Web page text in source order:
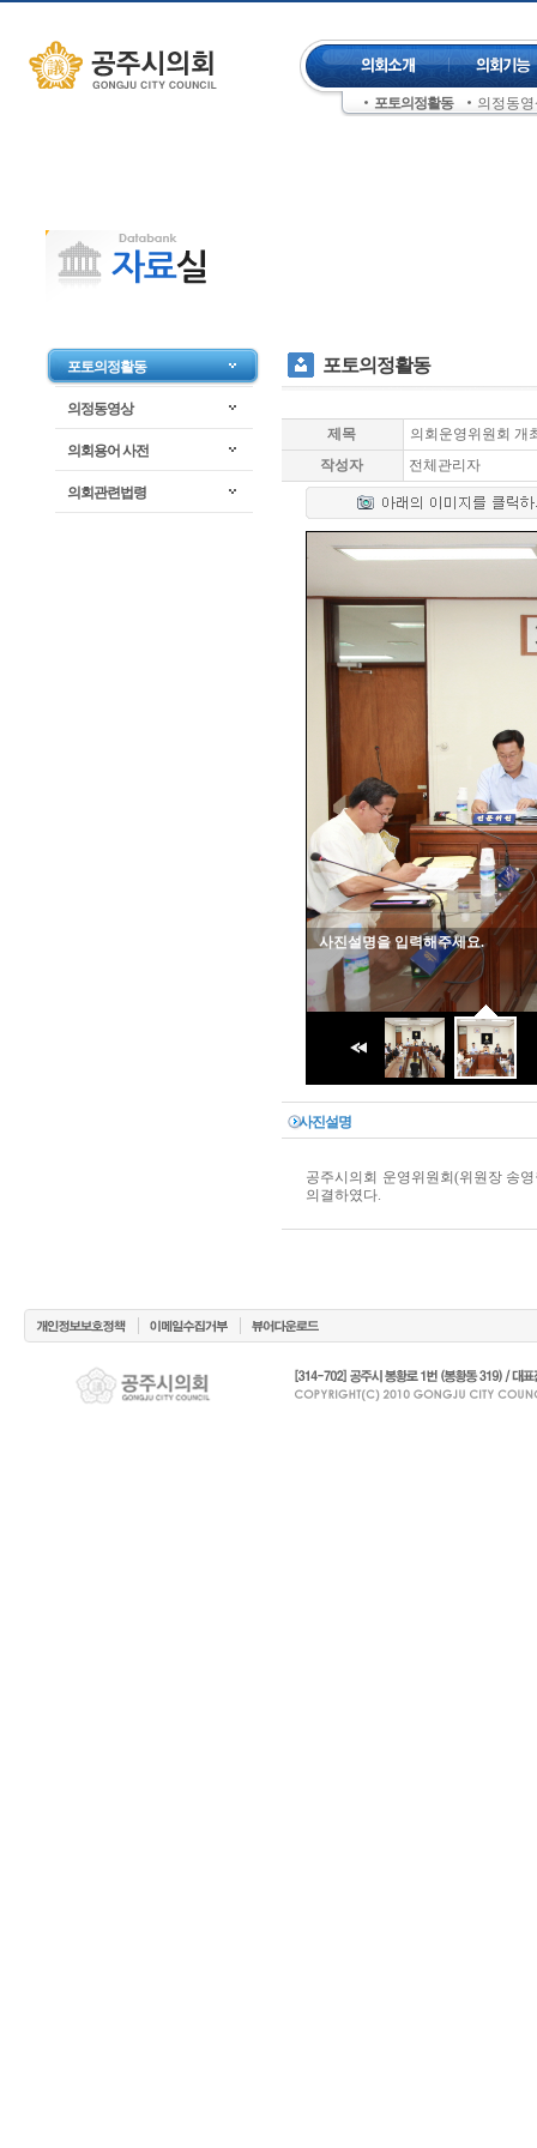
주메뉴 건너뛰기
포토의정활동 의정동
좌측메뉴 건너뛰기
포토의정활동
의정동영상
의회용어 사전
의회관련법령
포토의정활동
제목
의회운영위원회 개
작성자
전체관리자
사진설명을 입력해주세요.
사진설명
공주시의회 운영위원회(위원장 송
의결하였다.